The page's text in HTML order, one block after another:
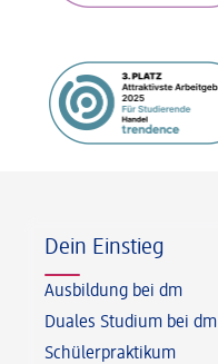
Dein Einstieg
Ausbildung bei dm
Duales Studium bei dm
Schülerpraktikum